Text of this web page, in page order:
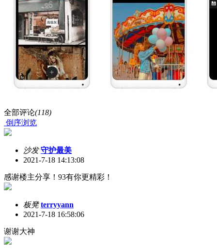
全部评论(118)
倒序浏览
沙发 守护最美
2021-7-18 14:13:08
感谢楼主分享！93有你更精彩！
板凳 terryyann
2021-7-18 16:58:06
谢谢大神